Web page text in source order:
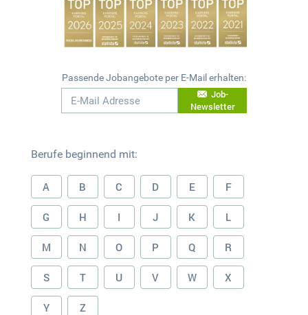
Passende Jobangebote per E-Mail erhalten:
Job-
Newsletter
Berufe beginnend mit:
A B C D E F
G H I J K L
M N O P Q R
S T U V W X
Y Z